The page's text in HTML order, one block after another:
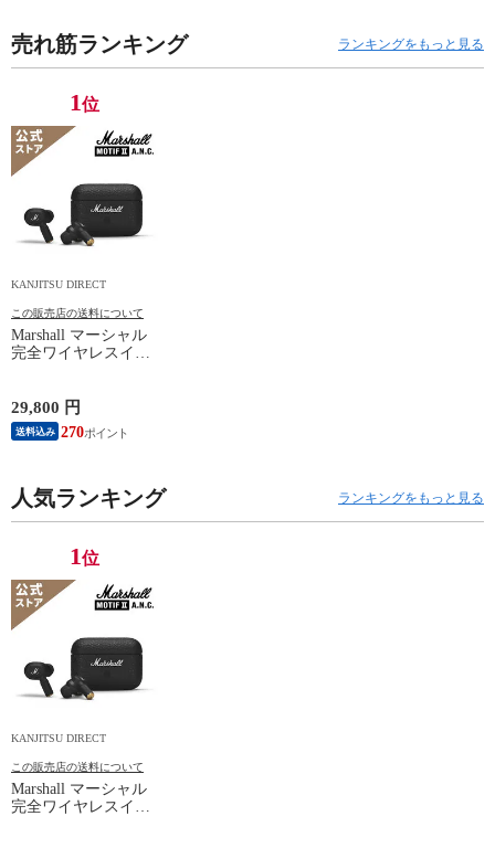
売れ筋ランキング ランキングをもっと見る
1位
KANJITSU DIRECT
この販売店の送料について
Marshall マーシャル
完全ワイヤレスイヤ
【ノイズキャンセリ
ング/外音取り込み機
能/通話対応/マルチ
29,800 円
送料込み 270
人気ランキング ランキングをもっと見る
1位
KANJITSU DIRECT
この販売店の送料について
Marshall マーシャル
完全ワイヤレスイヤ